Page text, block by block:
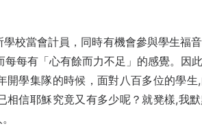
校當會計員，同時有機會參與學生福
每有「心有餘而力不足」的感覺。因
學集隊的時候，面對八百多位的學生
信耶穌究竟又有多少呢？就凳樣,我